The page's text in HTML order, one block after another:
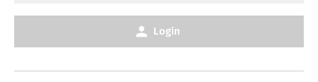
Login